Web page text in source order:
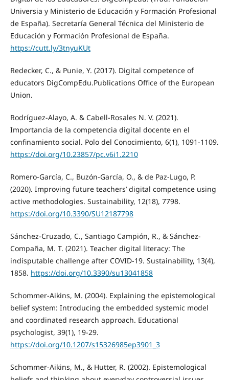
Universia y Ministerio de Educación y Formación Profesional
de España). Secretaría General Técnica del Ministerio de
Educación y Formación Profesional de España.
https://cutt.ly/3tnyuKUt
Redecker, C., & Punie, Y. (2017). Digital competence of
educators DigCompEdu.Publications Office of the European
Union.
Rodríguez-Alayo, A. & Cabell-Rosales N. V. (2021).
Importancia de la competencia digital docente en el
confinamiento social. Polo del Conocimiento, 6(1), 1091-1109.
https://doi.org/10.23857/pc.v6i1.2210
Romero-García, C., Buzón-García, O., & de Paz-Lugo, P.
(2020). Improving future teachers’ digital competence using
active methodologies. Sustainability, 12(18), 7798.
https://doi.org/10.3390/SU12187798
Sánchez-Cruzado, C., Santiago Campión, R., & Sánchez-
Compaña, M. T. (2021). Teacher digital literacy: The
indisputable challenge after COVID-19. Sustainability, 13(4),
1858. https://doi.org/10.3390/su13041858
Schommer-Aikins, M. (2004). Explaining the epistemological
belief system: Introducing the embedded systemic model
and coordinated research approach. Educational
psychologist, 39(1), 19-29.
https://doi.org/10.1207/s15326985ep3901_3
Schommer-Aikins, M., & Hutter, R. (2002). Epistemological